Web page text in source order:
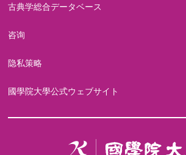
古典学総合データベース
咨询
隐私策略
國學院大學公式ウェブサイト